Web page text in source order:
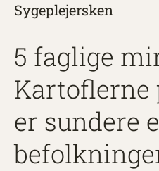
Sygeplejersken
5 faglige
Kartoflerne
er sundere